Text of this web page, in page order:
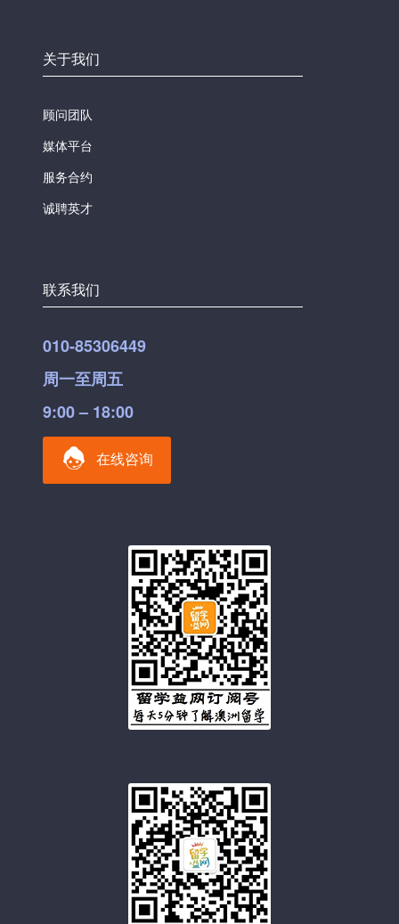
关于我们
顾问团队
媒体平台
服务合约
诚聘英才
联系我们
010-85306449
周一至周五
9:00 – 18:00
在线咨询